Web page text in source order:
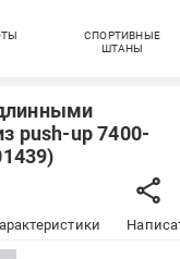
СПОРТИВНЫЕ
ШТАНЫ
push-up 7400-